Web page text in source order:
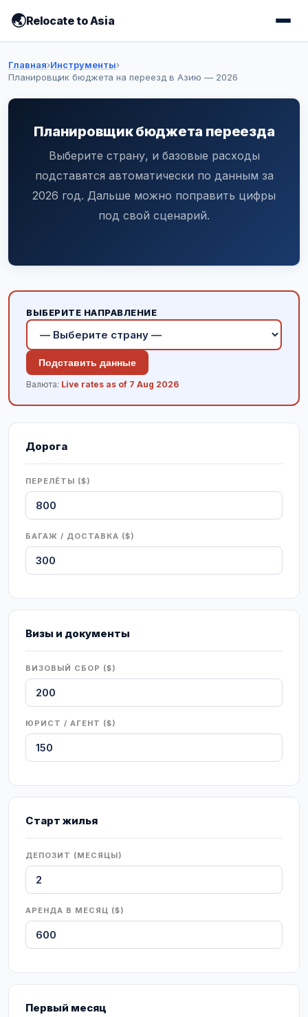
Relocate to Asia
Главная›Инструменты›
Планировщик бюджета на переезд в Азию — 2026
Планировщик бюджета
Планировщик бюджета переезда
Выберите страну, и базовые расходы
подставятся автоматически по данным за
2026 год. Дальше можно поправить цифры
под свой сценарий.
ВЫБЕРИТЕ НАПРАВЛЕНИЕ
Подставить данные
Валюта: Live rates as of 7 Aug 2026
Дорога
ПЕРЕЛЁТЫ ($)
БАГАЖ / ДОСТАВКА ($)
Визы и документы
ВИЗОВЫЙ СБОР ($)
ЮРИСТ / АГЕНТ ($)
Старт жилья
ДЕПОЗИТ (МЕСЯЦЫ)
АРЕНДА В МЕСЯЦ ($)
Первый месяц